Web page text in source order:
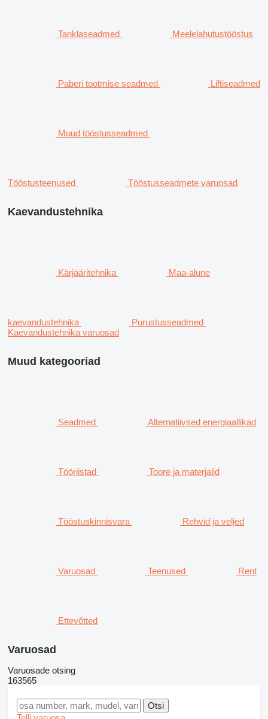
Tanklaseadmed Meelelahutustööstus
Paberi tootmise seadmed Liftiseadmed
Muud tööstusseadmed
Tööstusteenused Tööstusseadmete varuosad
Kaevandustehnika
Kärjääritehnika Maa-alune
kaevandustehnika
Purustusseadmed
Kaevandustehnika varuosad
Muud kategooriad
Seadmed Alternatiivsed energiaallikad
Tööriistad Toore ja materjalid
Tööstuskinnisvara Rehvid ja veljed
Varuosad Teenused Rent
Ettevõtted
Varuosad
Varuosade otsing
163565